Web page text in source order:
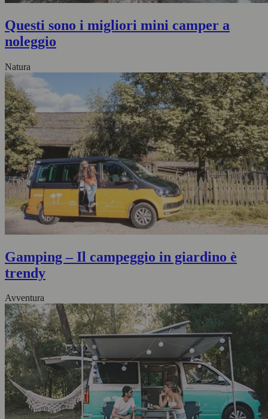
Questi sono i migliori mini camper a
noleggio
Natura
Gamping – Il campeggio in giardino è
trendy
Avventura